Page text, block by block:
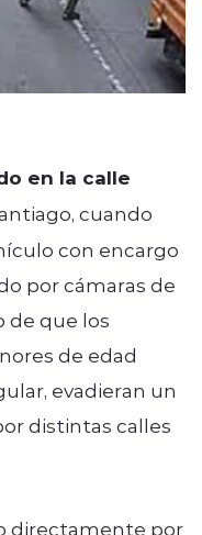
en la calle
cuando
con encargo
por cámaras de
de que los
de edad
evadieran un
distintas calles
directamente por